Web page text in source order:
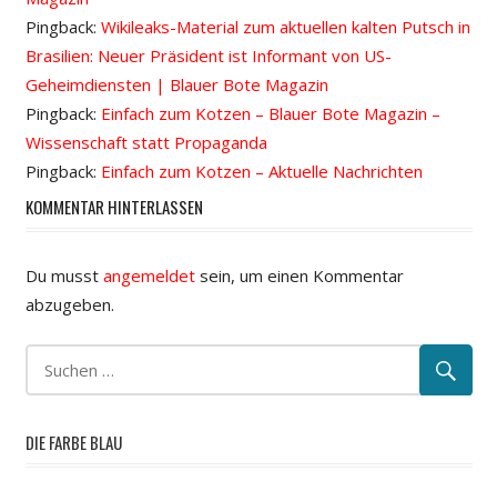
Pingback: Wikileaks-Material zum aktuellen kalten Putsch in
Brasilien: Neuer Präsident ist Informant von US-
Geheimdiensten | Blauer Bote Magazin
Pingback: Einfach zum Kotzen – Blauer Bote Magazin –
Wissenschaft statt Propaganda
Pingback: Einfach zum Kotzen – Aktuelle Nachrichten
KOMMENTAR HINTERLASSEN
Du musst angemeldetsein, um einen Kommentar
abzugeben.
DIE FARBE BLAU